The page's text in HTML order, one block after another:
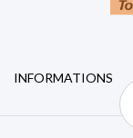
INFORMATIONS